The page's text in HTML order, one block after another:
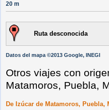
20 m
Ruta desconocida
Datos del mapa ©2013 Google, INEGI
Otros viajes con
Matamoros, Puebla,
De Izúcar de Matamoros, Puebla,